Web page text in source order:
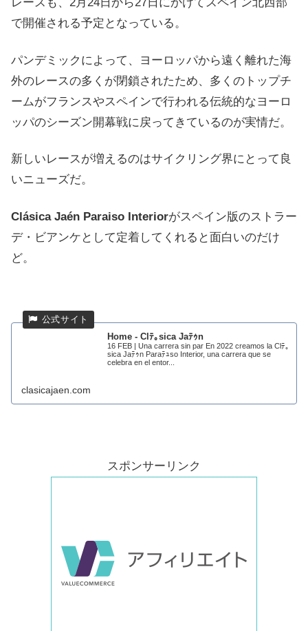
で開催される予定となっている。
パンデミックによって、ヨーロッパから遠く離れた海
外のレースの多くが閉鎖されたため、多くのトップチ
ームがフランスやスペインで行われる伝統的なヨーロ
ッパのシーズン開幕戦に戻ってきているのが実情だ。
新しいレースが増えるのはサイクリング界にとって良
いニューズだ。
Clásica Jaén Paraiso Interiorがスペイン版のストラー
デ・ビアンケとして定着してくれると面白いのだけ
ど。
Home - Clﾃ｡sica Jaﾃｩn
16 FEB | Una carrera sin par En 2022 creamos la Clﾃ｡
sica Jaﾃｩn Paraﾃｭso Interior, una carrera que se
celebra en el entor...
clasicajaen.com
スポンサーリンク